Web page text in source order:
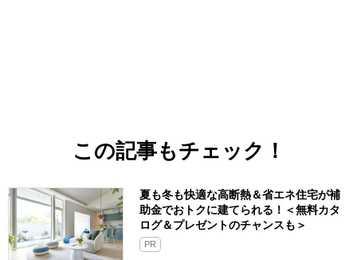
この記事もチェック！
夏も冬も快適な高断熱＆省エネ住宅が補
助金でおトクに建てられる！＜無料カタ
ログ＆プレゼントのチャンスも＞
PR